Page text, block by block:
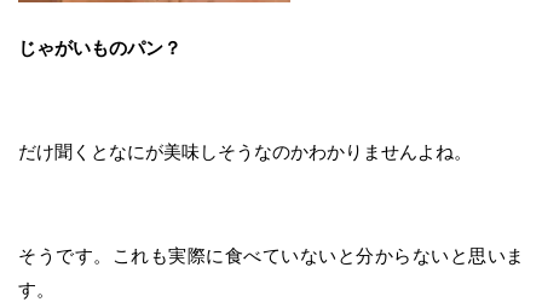
じゃがいものパン？
だけ聞くとなにが美味しそうなのかわかりませんよね。
そうです。これも実際に食べていないと分からないと思いま
す。